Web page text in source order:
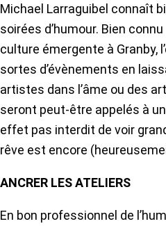
Michael Larraguibel connaît
soirées d’humour. Bien
culture émergente à Granby,
sortes d’évènements en
artistes dans l’âme ou des
seront peut-être appelés à
effet pas interdit de voir
rêve est encore
ANCRER LES ATELIERS
En bon professionnel de